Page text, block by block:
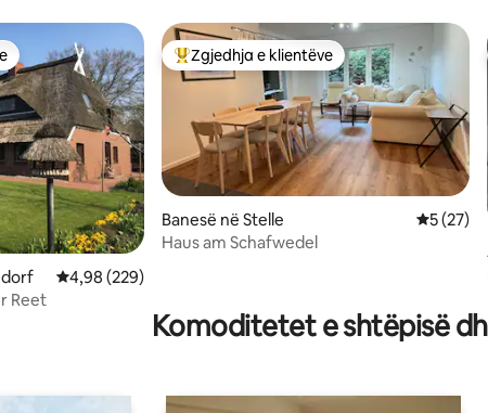
të klientëve
Vlerësimi mesatar 4,98 nga 5, 229 vlerësime
4,98 (229)
Reet
Më të mirat e zgjedhjeve të klientëve
Zgjedhja e klientëve
Banesë në Stelle
5 (27)
Haus am Schafwedel
Komoditetet e shtëpisë